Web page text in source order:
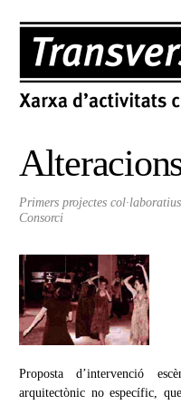
Primers projectes
Consorci
Proposta d’intervenció
arquitectònic no específic,